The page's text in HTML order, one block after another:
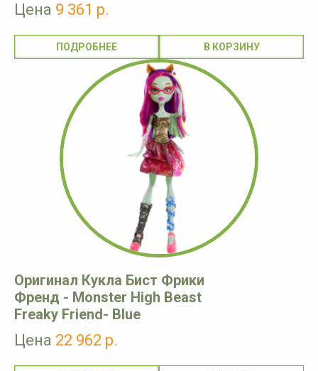
Цена 9 361 р.
ПОДРОБНЕЕ
Оригинал Кукла Бист Фрики
Френд - Monster High Beast
Freaky Friend- Blue
Цена 22 962 р.